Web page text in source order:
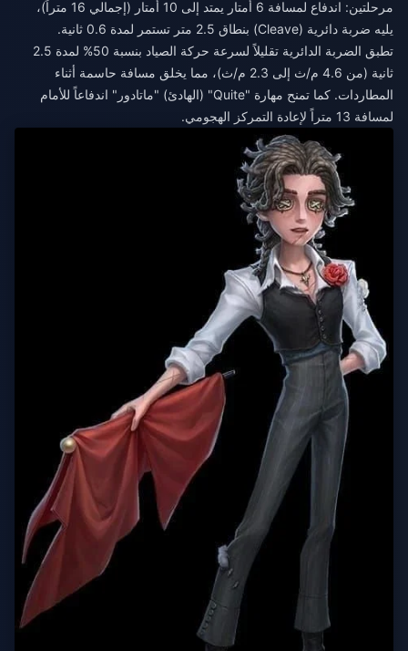
مرحلتين: اندفاع لمسافة 6 أمتار يمتد إلى 10 أمتار (إجمالي 16 متراً)،
يليه ضربة دائرية (Cleave) بنطاق 2.5 متر تستمر لمدة 0.6 ثانية.
تطبق الضربة الدائرية تقليلاً لسرعة حركة الصياد بنسبة 50% لمدة 2.5
ثانية (من 4.6 م/ث إلى 2.3 م/ث)، مما يخلق مسافة حاسمة أثناء
المطاردات. كما تمنح مهارة "Quite" (الهادئ) "ماتادور" اندفاعاً للأمام
لمسافة 13 متراً لإعادة التمركز الهجومي.